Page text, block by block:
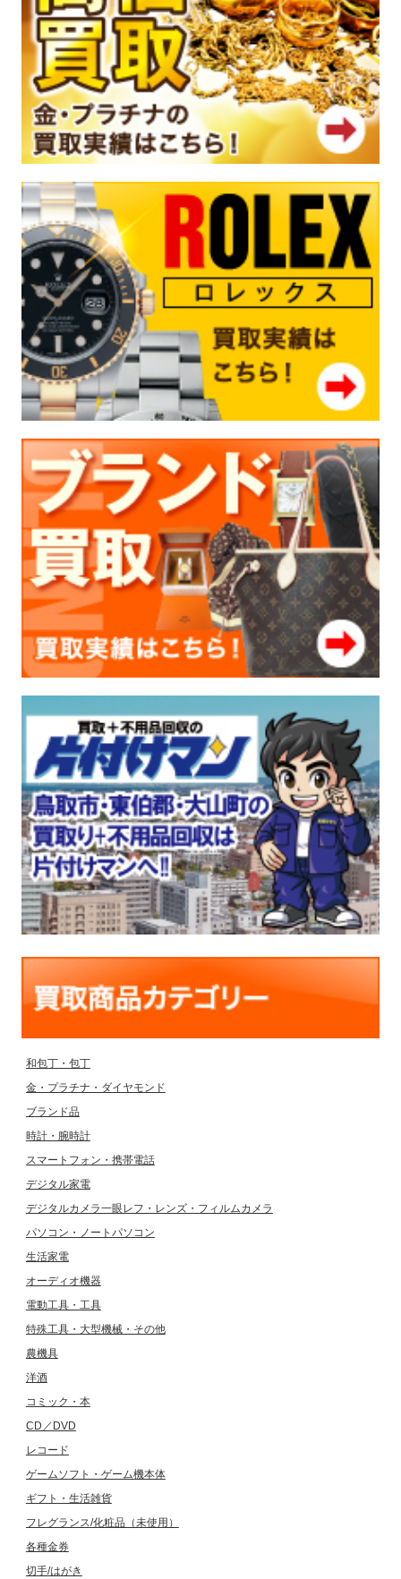
和包丁・包丁
金・プラチナ・ダイヤモンド
ブランド品
時計・腕時計
スマートフォン・携帯電話
デジタル家電
デジタルカメラ一眼レフ・レンズ・フィルムカメラ
パソコン・ノートパソコン
生活家電
オーディオ機器
電動工具・工具
特殊工具・大型機械・その他
農機具
洋酒
コミック・本
CD／DVD
レコード
ゲームソフト・ゲーム機本体
ギフト・生活雑貨
フレグランス/化粧品（未使用）
各種金券
切手/はがき